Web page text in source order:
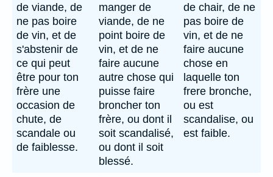
de viande, de
ne pas boire
de vin, et de
s'abstenir de
ce qui peut
être pour ton
frère une
occasion de
chute, de
scandale ou
de faiblesse.
manger de
viande, de ne
point boire de
vin, et de ne
faire aucune
autre chose qui
puisse faire
broncher ton
frère, ou dont il
soit scandalisé,
ou dont il soit
blessé.
de chair, de ne
pas boire de
vin, et de ne
faire aucune
chose en
laquelle ton
frere bronche,
ou est
scandalise, ou
est faible.